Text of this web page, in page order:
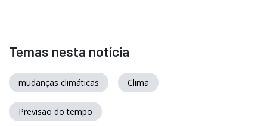
Temas nesta notícia
mudanças climáticas Clima
Previsão do tempo